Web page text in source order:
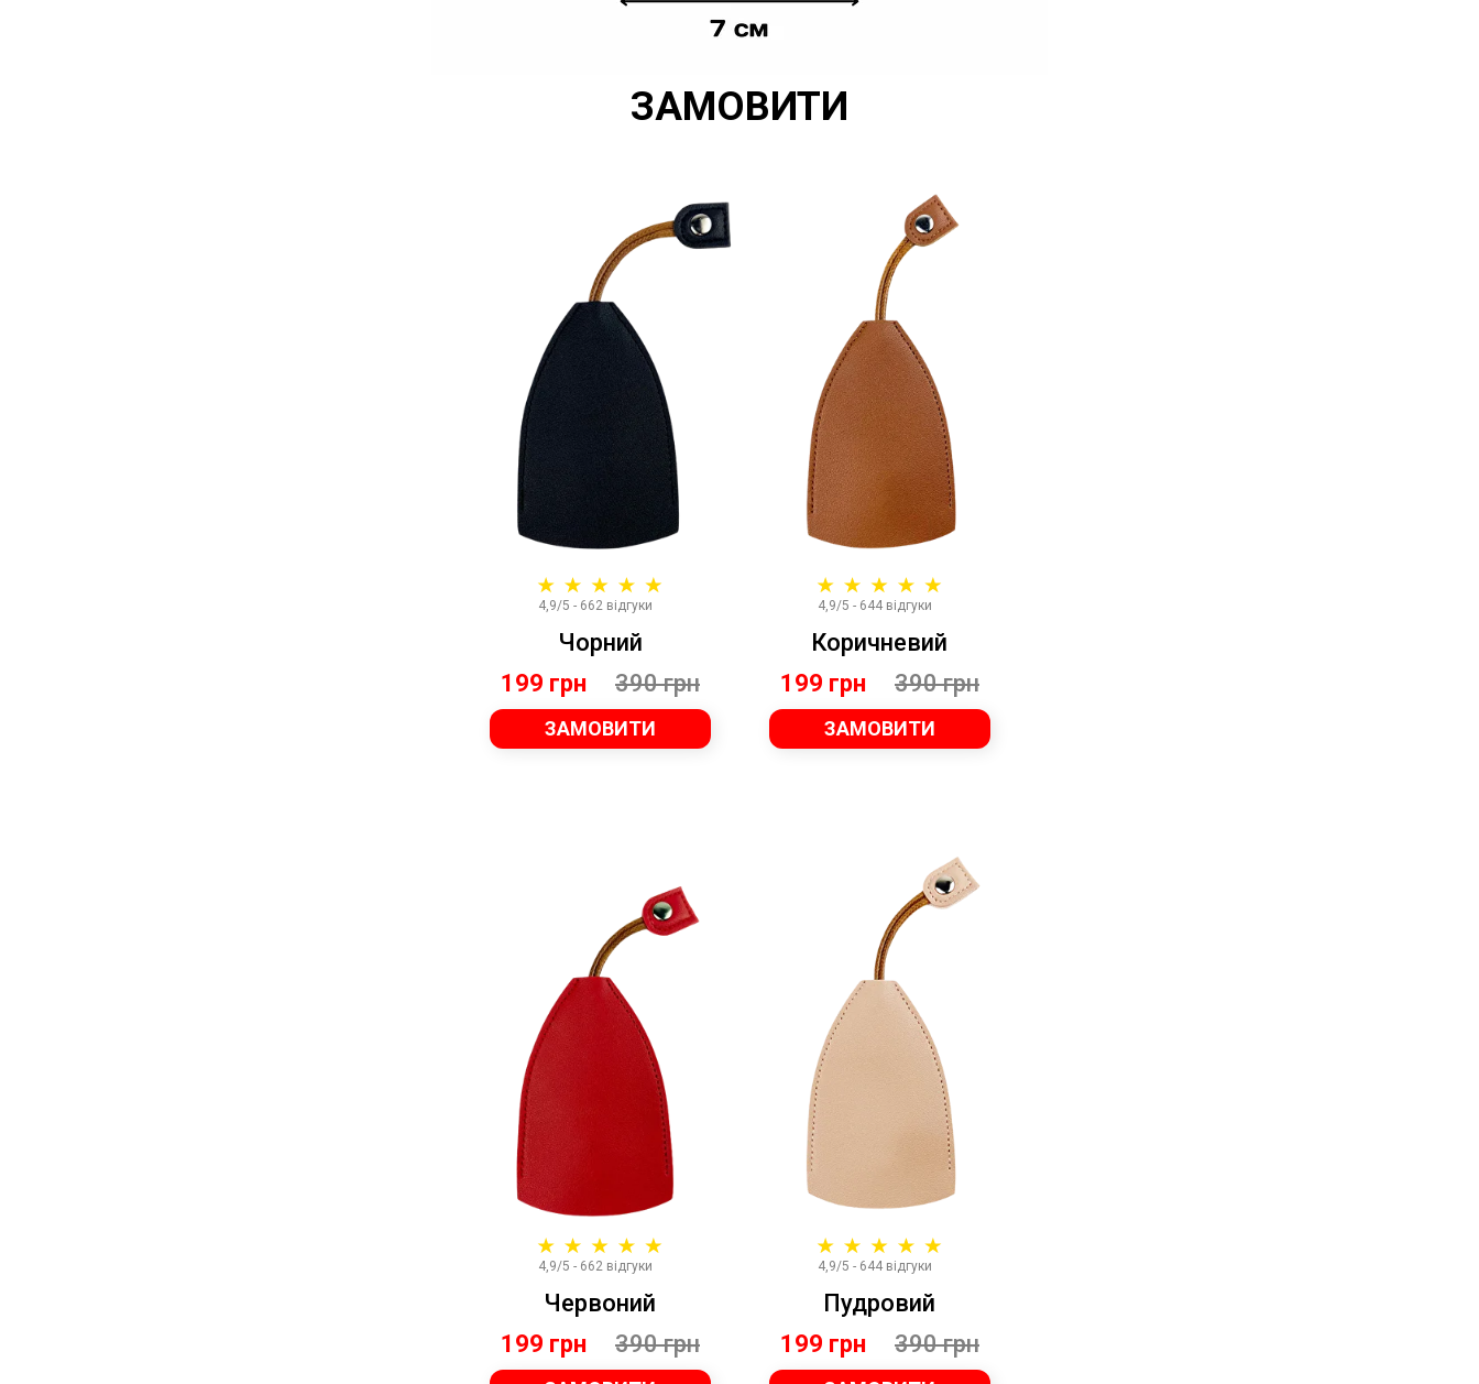
ЗАМОВИТИ
4,9/5 - 644 відгуки
Коричневий
ЗАМОВИТИ
390 грн
4,9/5 - 662 відгуки
Чорний
ЗАМОВИТИ
390 грн 199 грн
199 грн
4,9/5 - 644 відгуки
Пудровий
390 грн
4,9/5 - 662 відгуки
Червоний
390 грн 199 грн
199 грн